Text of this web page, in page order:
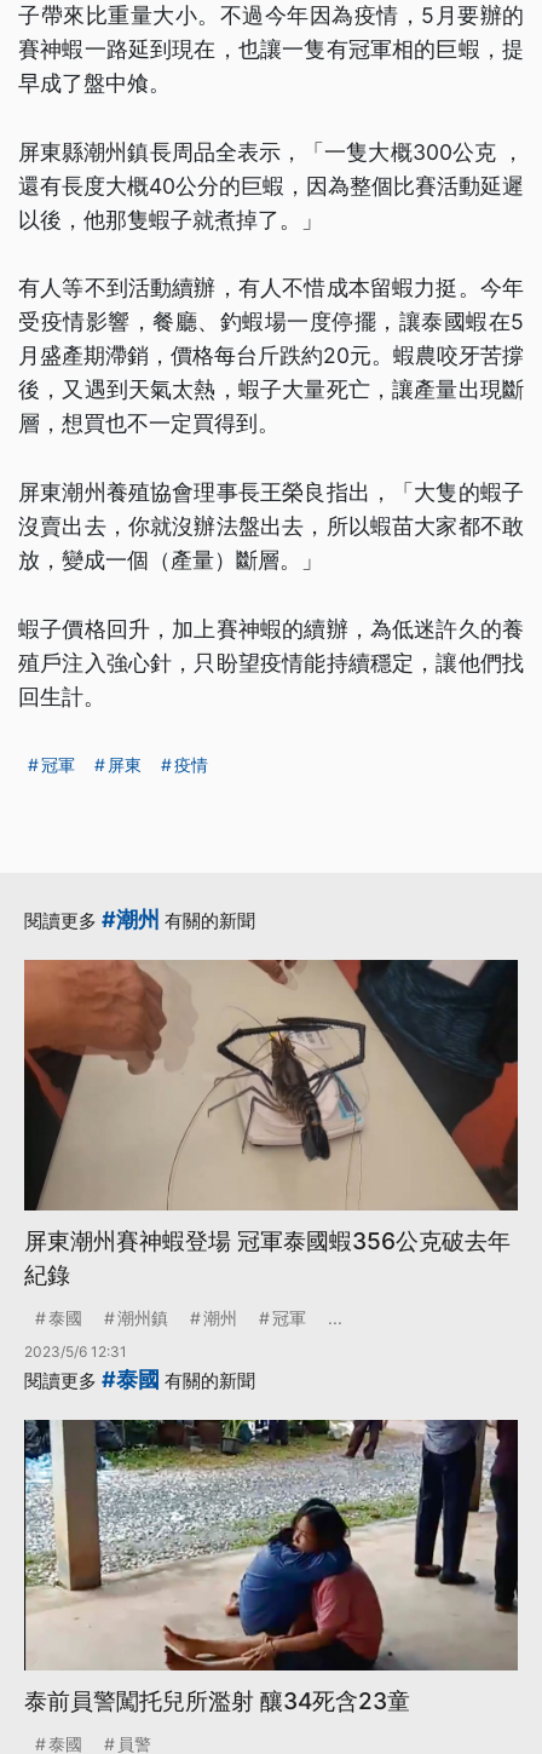
子帶來比重量大小。不過今年因為疫情，5月要辦的
賽神蝦一路延到現在，也讓一隻有冠軍相的巨蝦，提
早成了盤中飧。
屏東縣潮州鎮長周品全表示，「一隻大概300公克 ，
還有長度大概40公分的巨蝦，因為整個比賽活動延遲
以後，他那隻蝦子就煮掉了。」
有人等不到活動續辦，有人不惜成本留蝦力挺。今年
受疫情影響，餐廳、釣蝦場一度停擺，讓泰國蝦在5
月盛產期滯銷，價格每台斤跌約20元。蝦農咬牙苦撐
後，又遇到天氣太熱，蝦子大量死亡，讓產量出現斷
層，想買也不一定買得到。
屏東潮州養殖協會理事長王榮良指出，「大隻的蝦子
沒賣出去，你就沒辦法盤出去，所以蝦苗大家都不敢
放，變成一個（產量）斷層。」
蝦子價格回升，加上賽神蝦的續辦，為低迷許久的養
殖戶注入強心針，只盼望疫情能持續穩定，讓他們找
回生計。
冠軍 屏東 疫情
閱讀更多 #潮州 有關的新聞
屏東潮州賽神蝦登場 冠軍泰國蝦356公克破去年
紀錄
泰國 潮州鎮 潮州 冠軍 ...
2023/5/6 12:31
閱讀更多 #泰國 有關的新聞
泰前員警闖托兒所濫射 釀34死含23童
泰國 員警